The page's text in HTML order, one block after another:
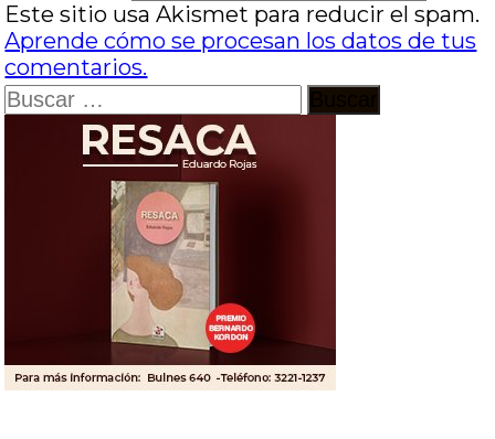
Este sitio usa Akismet para reducir el spam.
Aprende cómo se procesan los datos de tus
comentarios.
Buscar: